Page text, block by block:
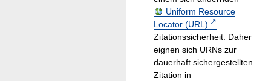
Uniform Resource
Locator (URL)
Zitationssicherheit. Daher
eignen sich URNs zur
dauerhaft sichergestellten
Zitation in